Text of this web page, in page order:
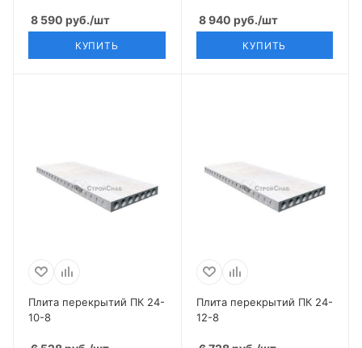
8 590 руб./шт
КУПИТЬ
8 940 руб./шт
КУПИТЬ
Плита перекрытий ПК 24-
10-8
Плита перекрытий ПК 24-
12-8